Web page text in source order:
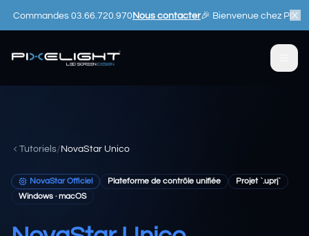
03.66.720.970Nous contacter🎉 Bienvenue chez PIXELIGHT.Pro
Tutoriels/ NovaStar Unico
NovaStar Officiel Plateforme de contrôle unifiée
Projet `.uprj`
Windows · macOS